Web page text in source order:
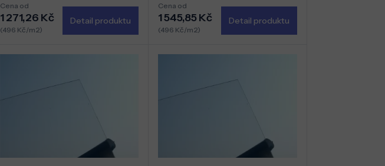
Cena od
1 271,26 Kč
(496 Kč/m2)
Detail produktu
Cena od
1 545,85 Kč
(496 Kč/m2)
Detail produktu